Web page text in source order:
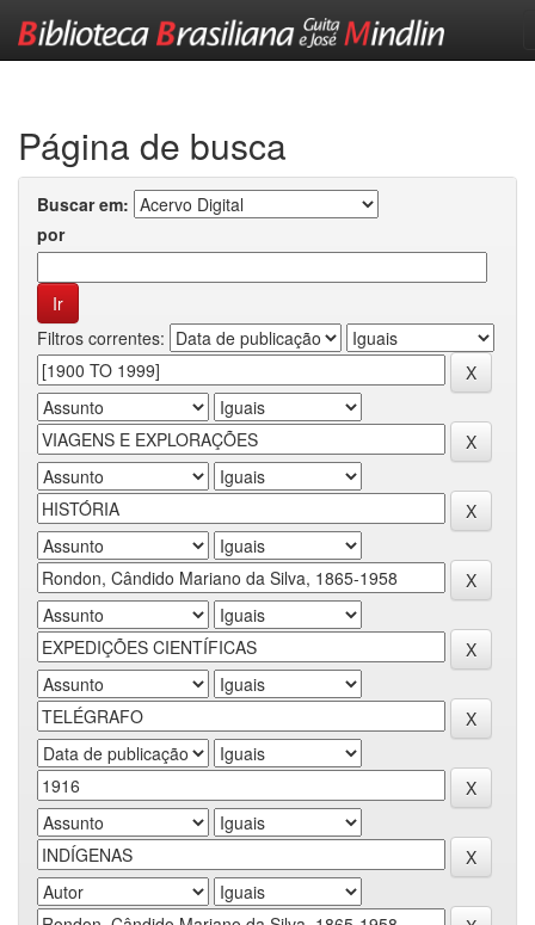
Página de busca
Buscar em:
por
Filtros correntes: